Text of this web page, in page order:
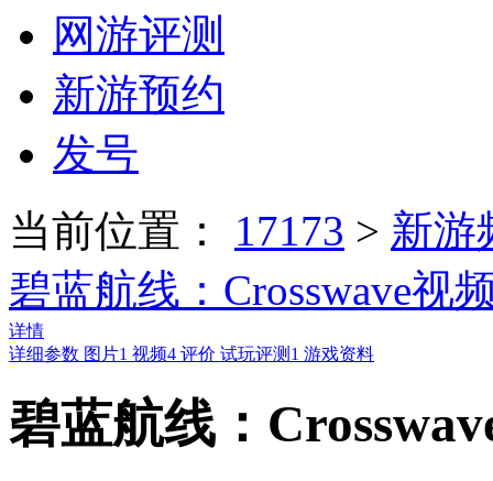
网游评测
新游预约
发号
当前位置： 17173 > 新游
碧蓝航线：Crosswave视
详情
详细参数 图片1 视频4 评价 试玩评测 1 游戏资料
碧蓝航线：